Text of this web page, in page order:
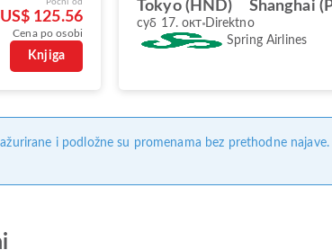
Počni od
US$ 125.56
Cena po osobi
Knjiga
Tokyo (HND) Shanghai
суб 17. окт Direktno
Spring Airlines
i podložne su promenama bez prethodne